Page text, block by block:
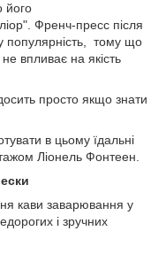
його
Френч-пресс після
популярність, тому що
впливає на якість
просто якщо знати
в цьому їдальні
Ліонель Фонтеен.
кави заварювання у
і зручних